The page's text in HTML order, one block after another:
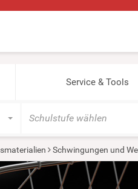
Service & Tools
Schulstufe wählen
Schwingungen und